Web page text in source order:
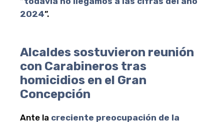
2024”.
Alcaldes sostuvieron reunión
con Carabineros tras
homicidios en el Gran
Concepción
Ante la creciente preocupación de la